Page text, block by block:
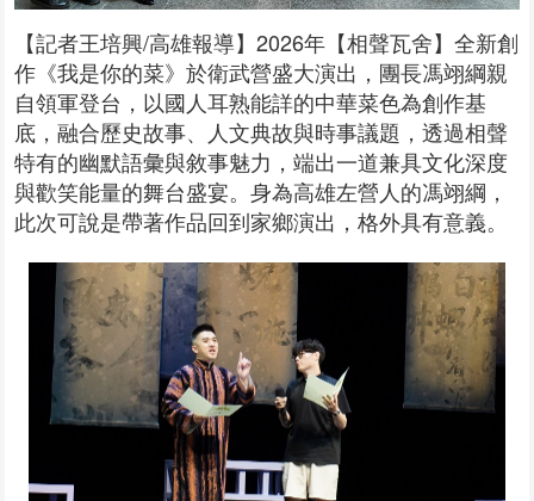
【記者王培興/高雄報導】2026年【相聲瓦舍】全新創
作《我是你的菜》於衛武營盛大演出，團長馮翊綱親
自領軍登台，以國人耳熟能詳的中華菜色為創作基
底，融合歷史故事、人文典故與時事議題，透過相聲
特有的幽默語彙與敘事魅力，端出一道兼具文化深度
與歡笑能量的舞台盛宴。身為高雄左營人的馮翊綱，
此次可說是帶著作品回到家鄉演出，格外具有意義。